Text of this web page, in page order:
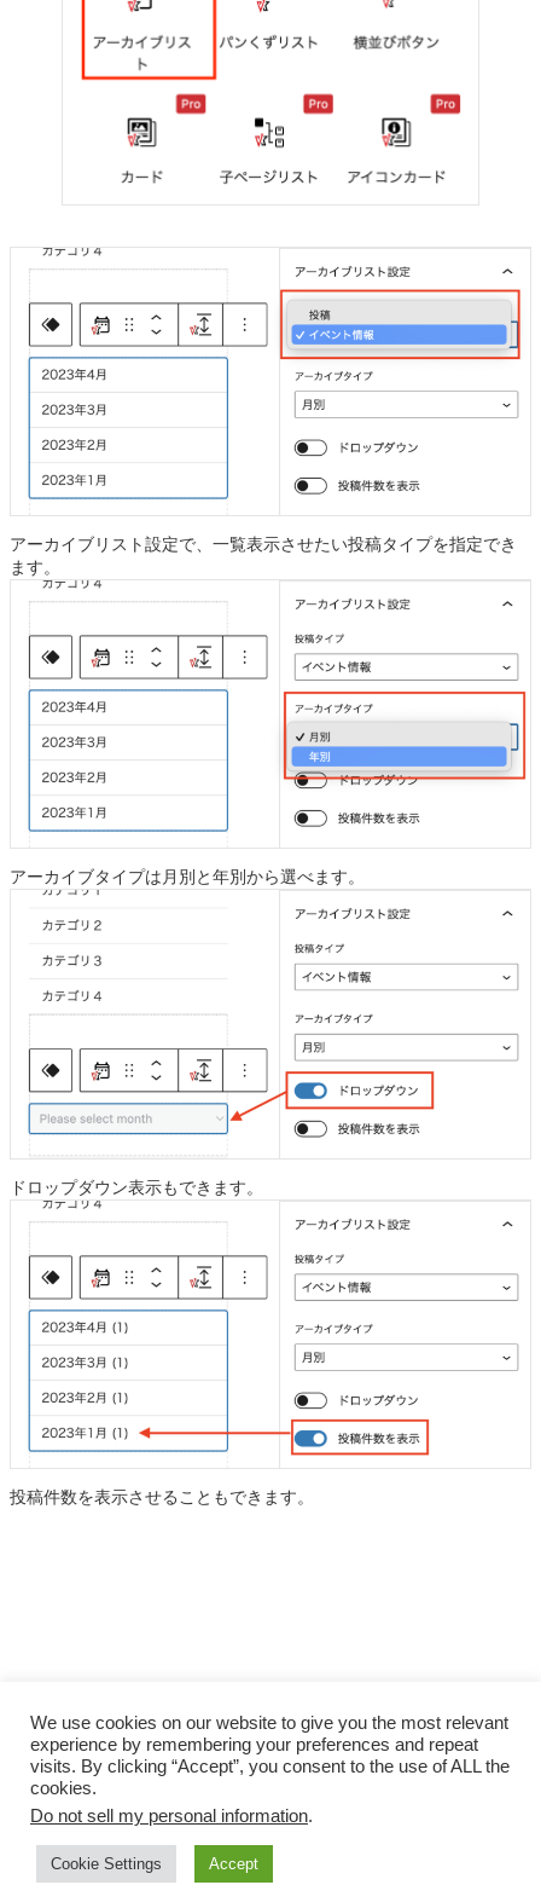
アーカイブリスト設定で、一覧表示させたい投稿タイプを指定でき
ます。
アーカイブタイプは月別と年別から選べます。
ドロップダウン表示もできます。
投稿件数を表示させることもできます。
We use cookies on our website to give you the most relevant
experience by remembering your preferences and repeat
visits. By clicking “Accept”, you consent to the use of ALL the
cookies.
Do not sell my personal information.
Cookie Settings Accept